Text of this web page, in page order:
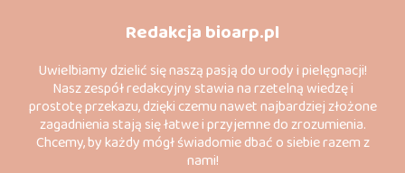
Redakcja bioarp.pl
Uwielbiamy dzielić się naszą pasją do urody i pielęgnacji!
Nasz zespół redakcyjny stawia na rzetelną wiedzę i
prostotę przekazu, dzięki czemu nawet najbardziej złożone
zagadnienia stają się łatwe i przyjemne do zrozumienia.
Chcemy, by każdy mógł świadomie dbać o siebie razem z
nami!